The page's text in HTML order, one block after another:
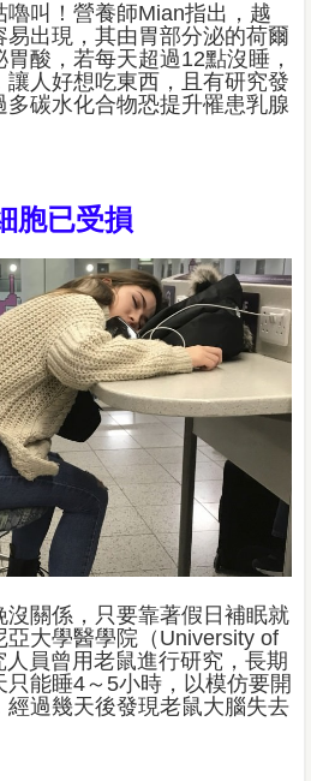
叫！營養師Mian指出，越
出現，其由胃部分泌的荷爾
酸，若每天超過12點沒睡，
人好想吃東西，且有研究發
碳水化合物恐提升罹患乳腺
胞已受損
關係，只要靠著假日補眠就
大學醫學院（University of
員曾用老鼠進行研究，長期
能睡4～5小時，以模仿要開
過幾天後發現老鼠大腦失去